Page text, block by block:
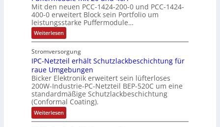
m
e
,
g
p
r
ä
g
t
d
u
r
m
V
o
r
s
a
n
d
d
e
s
V
D
e
b
e
s
ä
t
i
g
e
n
J
a
t
i
n
g
e
i
t
e
r
b
i
t
u
r
e
h
l
e
n
4
,
3
M
i
l
l
i
A
b
o
u
t
A
u
t
o
m
a
t
i
Mit den neuen PCC-1424-200-0 und PCC-1424-
400-0 erweitert Block sein Portfolio um
leistungsstarke Puffermodule…
Weiterlesen:
P
f
f
e
r
m
o
d
u
l
e
m
Stromversorgung
IPC-Netzteil erhält Schutzlackbeschichtung für
raue Umgebungen
Bicker Elektronik erweitert sein lüfterloses
200W-Industrie-PC-Netzteil BEP-520C um eine
standardmäßige Schutzlackbeschichtung
(Conformal Coating).
Weiterlesen:
I